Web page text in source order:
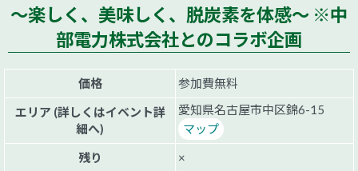
～楽しく、美味しく、脱炭素を体感～ ※中
部電力株式会社とのコラボ企画
価格
参加費無料
エリア (詳しくはイベント詳
細へ)
愛知県名古屋市中区錦6-15
マップ
残り
×